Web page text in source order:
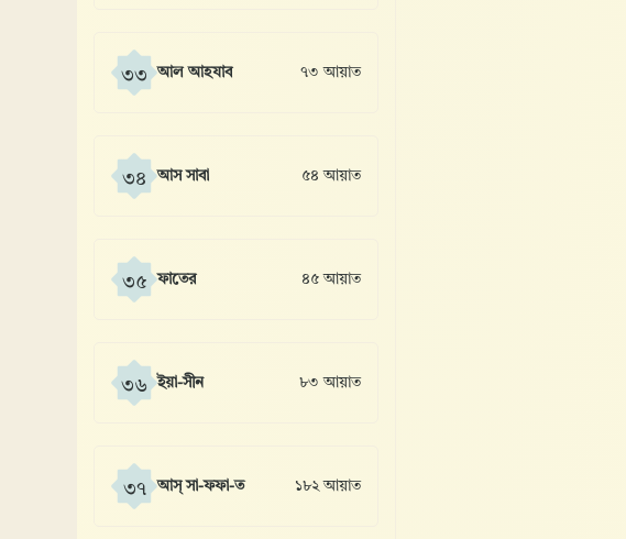
৩৩ আল আহযাব ৭৩ আয়াত
৩৪ আস সাবা ৫৪ আয়াত
৩৫ ফাতের ৪৫ আয়াত
৩৬ ইয়া-সীন ৮৩ আয়াত
৩৭ আস্ সা-ফফা-ত ১৮২ আয়াত